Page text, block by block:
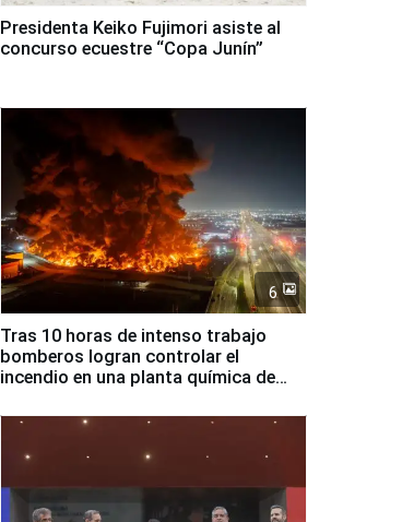
Presidenta Keiko Fujimori asiste al
concurso ecuestre “Copa Junín”
6
Tras 10 horas de intenso trabajo
bomberos logran controlar el
incendio en una planta química de